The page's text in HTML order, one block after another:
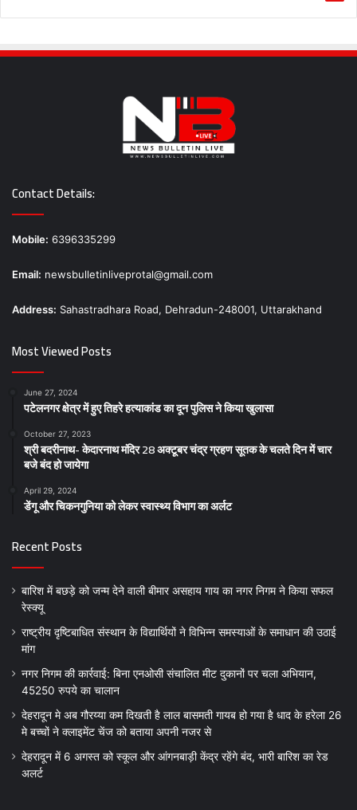
Contact Details:
Mobile: 6396335299
Email: newsbulletinliveprotal@gmail.com
Address: Sahastradhara Road, Dehradun-248001, Uttarakhand
Most Viewed Posts
June 27, 2024
पटेलनगर क्षेत्र में हुए तिहरे हत्याकांड का दून पुलिस ने किया खुलासा
October 27, 2023
श्री बदरीनाथ- केदारनाथ मंदिर 28 अक्टूबर चंद्र ग्रहण सूतक के चलते दिन में चार
बजे बंद हो जायेगा
April 29, 2024
डेंगू और चिकनगुनिया को लेकर स्वास्थ्य विभाग का अर्लट
Recent Posts
बारिश में बछड़े को जन्म देने वाली बीमार असहाय गाय का नगर निगम ने किया सफल
रेस्क्यू
राष्ट्रीय दृष्टिबाधित संस्थान के विद्यार्थियों ने विभिन्न समस्याओं के समाधान की उठाई
मांग
नगर निगम की कार्रवाई: बिना एनओसी संचालित मीट दुकानों पर चला अभियान,
45250 रुपये का चालान
देहरादून मे अब गौरय्या कम दिखती है लाल बासमती गायब हो गया है धाद के हरेला 26
मे बच्चों ने क्लाइमेंट चेंज को बताया अपनी नजर से
देहरादून में 6 अगस्त को स्कूल और आंगनबाड़ी केंद्र रहेंगे बंद, भारी बारिश का रेड
अलर्ट